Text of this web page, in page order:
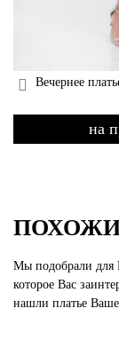
Вечернее
на
Мы подобрали для
которое Вас
нашли платье